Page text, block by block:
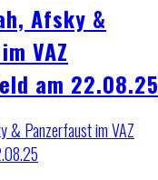
Afsky &
VAZ
am 22.08.25